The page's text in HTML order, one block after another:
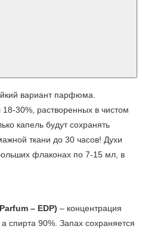
вариант парфюма.
30%, растворенных в чистом
капель будут сохранять
ткани до 30 часов! Духи
флаконах по 7-15 мл, в
– EDP) – концентрация
спирта 90%. Запах сохраняется